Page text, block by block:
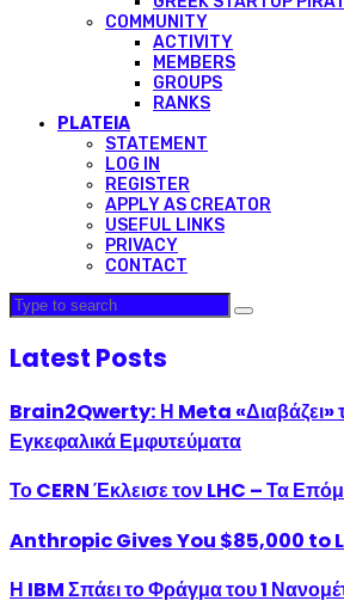
COMMUNITY
ACTIVITY
MEMBERS
GROUPS
RANKS
PLATEIA
STATEMENT
LOG IN
REGISTER
APPLY AS CREATOR
USEFUL LINKS
PRIVACY
CONTACT
Latest Posts
Brain2Qwerty: Η Meta «Διαβάζει»
Εγκεφαλικά Εμφυτεύματα
Το CERN Έκλεισε τον LHC – Τα
Anthropic Gives You $85,000 to
Η IBM Σπάει το Φράγμα του 1